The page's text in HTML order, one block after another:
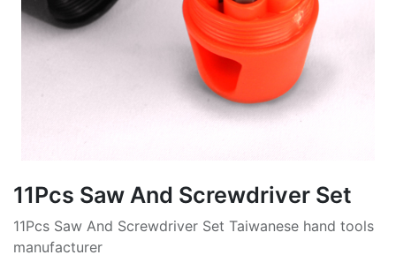
11Pcs Saw And Screwdriver Set
11Pcs Saw And Screwdriver Set Taiwanese hand tools
manufacturer